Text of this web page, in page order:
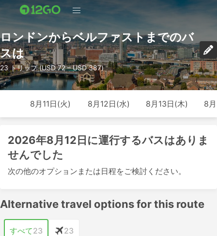
ロンドンからベルファストまでのバ
スは
23 トリップ (USD 72 – USD 387)
8月11日(火) 8月12日(水) 8月13日(木) 8
2026年8月12日に運行するバスはありま
せんでした
次の他のオプションまたは日程をご検討ください。
Alternative travel options for this route
すべて23 23